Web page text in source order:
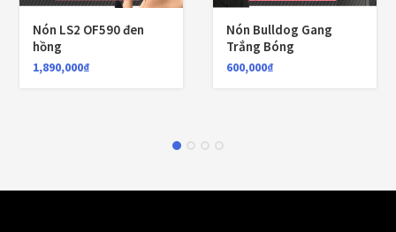
Nón LS2 OF590 đen
hồng
1,890,000₫
Nón Bulldog Gang
Trắng Bóng
600,000₫